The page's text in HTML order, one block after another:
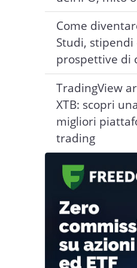
Come
Studi, stipendi
prospettive di
TradingView
XTB: scopri
migliori
trading